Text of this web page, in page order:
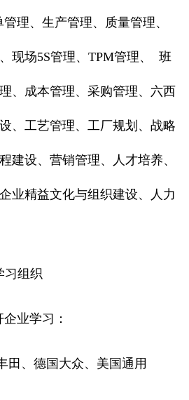
理、生产管理、质量管理、
现场5S管理、TPM管理、 班
、成本管理、采购管理、六西
、工艺管理、工厂规划、战略
建设、营销管理、人才培养、
业精益文化与组织建设、人力
习组织
业学习：
田、德国大众、美国通用